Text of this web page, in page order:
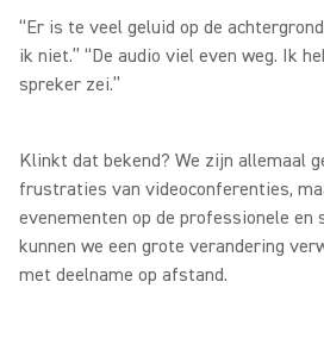
“Er is te veel geluid op de
ik niet.” “De audio viel even weg. Ik
spreker zei.”
Klinkt dat bekend? We zijn allemaal
frustraties van videoconferenties,
evenementen op de professionele en
kunnen we een grote verandering
met deelname op afstand.